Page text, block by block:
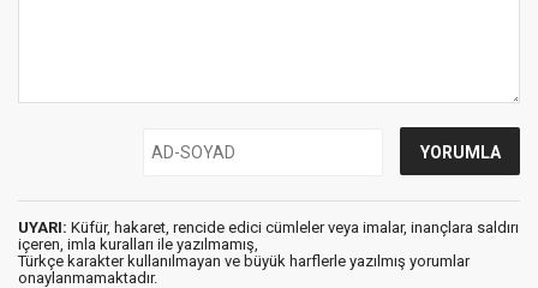
UYARI: Küfür, hakaret, rencide edici cümleler veya imalar, inançlara saldırı
içeren, imla kuralları ile yazılmamış,
Türkçe karakter kullanılmayan ve büyük harflerle yazılmış yorumlar
onaylanmamaktadır.